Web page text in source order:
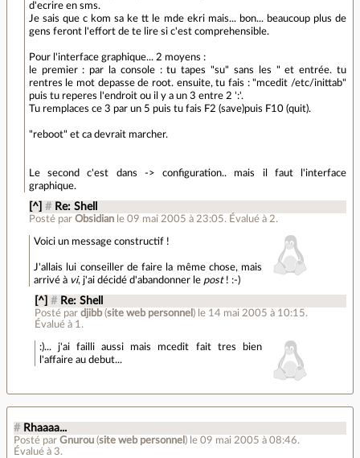
d'ecrire en sms.
Je sais que c kom sa ke tt le mde ekri mais... bon... beaucoup plus de
gens feront l'effort de te lire si c'est comprehensible.
Pour l'interface graphique... 2 moyens :
le premier : par la console : tu tapes "su" sans les " et entrée. tu
rentres le mot depasse de root. ensuite, tu fais : "mcedit /etc/inittab"
puis tu reperes l'endroit ou il y a un 3 entre 2 ':'.
Tu remplaces ce 3 par un 5 puis tu fais F2 (save)puis F10 (quit).
"reboot" et ca devrait marcher.
Le second c'est dans -> configuration.. mais il faut l'interface
graphique.
[^] # Re: Shell
Posté parObsidian le 09 mai 2005 à 23:05. Évalué à 2.
Voici un message constructif !
J'allais lui conseiller de faire la même chose, mais
arrivé à vi, j'ai décidé d'abandonner le post! :-)
[^] # Re: Shell
Posté par djibb(site web personnel ) le 14 mai 2005 à 10:15.
Évalué à 1 .
:)... j'ai failli aussi mais mcedit fait tres bien
l'affaire au debut...
# Rhaaaa...
Posté par Gnurou (site web personnel ) le 09 mai 2005 à 08:46.
Évalué à 3.